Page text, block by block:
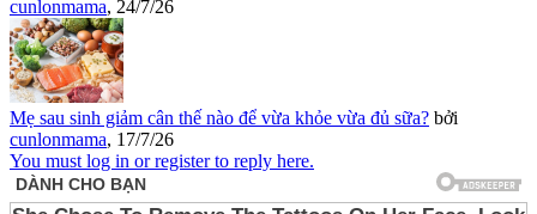
cunlonmama, 24/7/26
Mẹ sau sinh giảm cân thế nào để vừa khỏe vừa đủ sữa? bởi
cunlonmama, 17/7/26
You must log in or register to reply here.